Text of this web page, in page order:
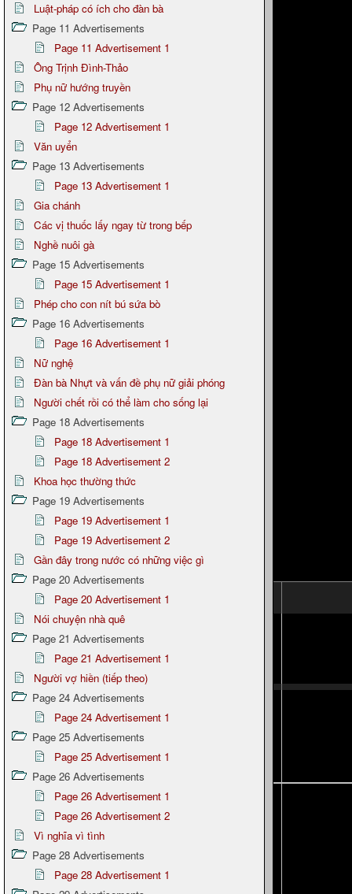
Luật-pháp có ích cho đàn bà
Page 11 Advertisements
Page 11 Advertisement 1
Ông Trịnh Đình-Thảo
Phụ nữ hướng truyền
Page 12 Advertisements
Page 12 Advertisement 1
Văn uyển
Page 13 Advertisements
Page 13 Advertisement 1
Gia chánh
Các vị thuốc lấy ngay từ trong bếp
Nghề nuôi gà
Page 15 Advertisements
Page 15 Advertisement 1
Phép cho con nít bú sứa bò
Page 16 Advertisements
Page 16 Advertisement 1
Nữ nghệ
Đàn bà Nhựt và vấn đề phụ nữ giải phóng
Người chết rồi có thể làm cho sống lại
Page 18 Advertisements
Page 18 Advertisement 1
Page 18 Advertisement 2
Khoa học thường thức
Page 19 Advertisements
Page 19 Advertisement 1
Page 19 Advertisement 2
Gần đây trong nước có những việc gì
Page 20 Advertisements
Page 20 Advertisement 1
Nói chuyện nhà quê
Page 21 Advertisements
Page 21 Advertisement 1
Người vợ hiền (tiếp theo)
Page 24 Advertisements
Page 24 Advertisement 1
Page 25 Advertisements
Page 25 Advertisement 1
Page 26 Advertisements
Page 26 Advertisement 1
Page 26 Advertisement 2
Vì nghĩa vì tình
Page 28 Advertisements
Page 28 Advertisement 1